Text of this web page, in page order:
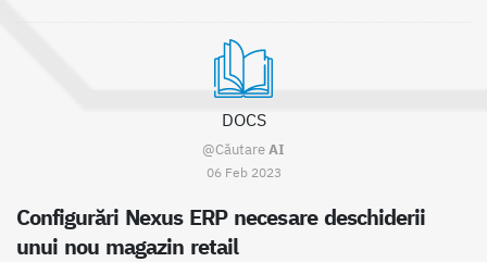
DOCS
@CăutareAI
06 Feb 2023
Configurări Nexus ERP necesare deschiderii
unui nou magazin retail